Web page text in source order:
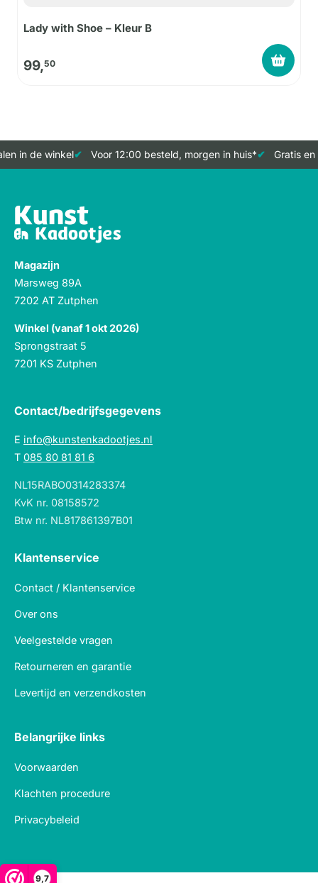
9,7
Lady with Shoe – Kleur B
99,50
in de winkel Voor 12:00 besteld, morgen in huis* Gratis
Magazijn
Marsweg 89A
7202 AT Zutphen
Winkel (vanaf 1 okt 2026)
Sprongstraat 5
7201 KS Zutphen
Contact/bedrijfsgegevens
E info@kunstenkadootjes.nl
T 085 80 81 81 6
NL15RABO0314283374
KvK nr. 08158572
Btw nr. NL817861397B01
Klantenservice
Contact / Klantenservice
Over ons
Veelgestelde vragen
Retourneren en garantie
Levertijd en verzendkosten
Belangrijke links
Voorwaarden
Klachten procedure
Privacybeleid